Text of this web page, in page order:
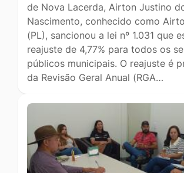
de Nova Lacerda, Airton Justino
Nascimento, conhecido como
(PL), sancionou a lei nº 1.031 que
reajuste de 4,77% para todos os
públicos municipais. O reajuste é
da Revisão Geral Anual (RGA…